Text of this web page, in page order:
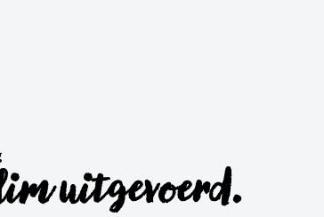
uitgevoerd.